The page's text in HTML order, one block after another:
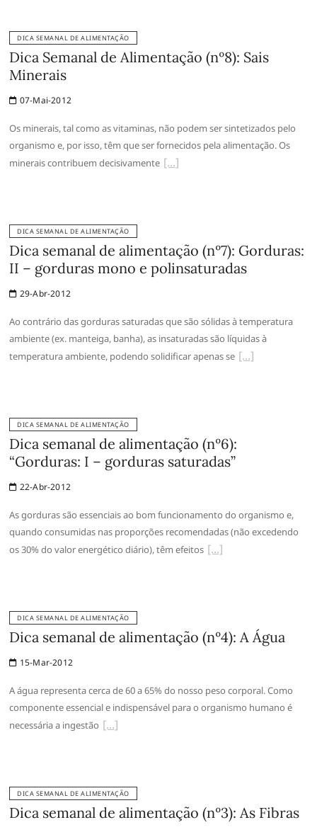
DICA SEMANAL DE ALIMENTAÇÃO
Dica Semanal de Alimentação (nº8): Sais
Minerais
07-Mai-2012
Os minerais, tal como as vitaminas, não podem ser sintetizados pelo
organismo e, por isso, têm que ser fornecidos pela alimentação. Os
minerais contribuem decisivamente
DICA SEMANAL DE ALIMENTAÇÃO
Dica semanal de alimentação (nº7): Gorduras:
II – gorduras mono e polinsaturadas
29-Abr-2012
Ao contrário das gorduras saturadas que são sólidas à temperatura
ambiente (ex. manteiga, banha), as insaturadas são líquidas à
temperatura ambiente, podendo solidificar apenas se
DICA SEMANAL DE ALIMENTAÇÃO
Dica semanal de alimentação (nº6):
“Gorduras: I – gorduras saturadas”
22-Abr-2012
As gorduras são essenciais ao bom funcionamento do organismo e,
quando consumidas nas proporções recomendadas (não excedendo
os 30% do valor energético diário), têm efeitos
DICA SEMANAL DE ALIMENTAÇÃO
Dica semanal de alimentação (nº4): A Água
15-Mar-2012
A água representa cerca de 60 a 65% do nosso peso corporal. Como
componente essencial e indispensável para o organismo humano é
necessária a ingestão
DICA SEMANAL DE ALIMENTAÇÃO
Dica semanal de alimentação (nº3): As Fibras